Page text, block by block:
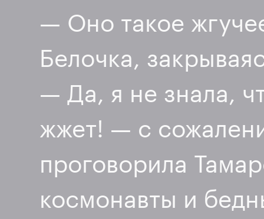
— Оно такое
Белочка,
— Да, я не знала,
жжет! — с
проговорила
космонавты и